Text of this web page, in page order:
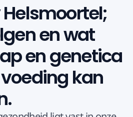
en wat
en genetica
kan